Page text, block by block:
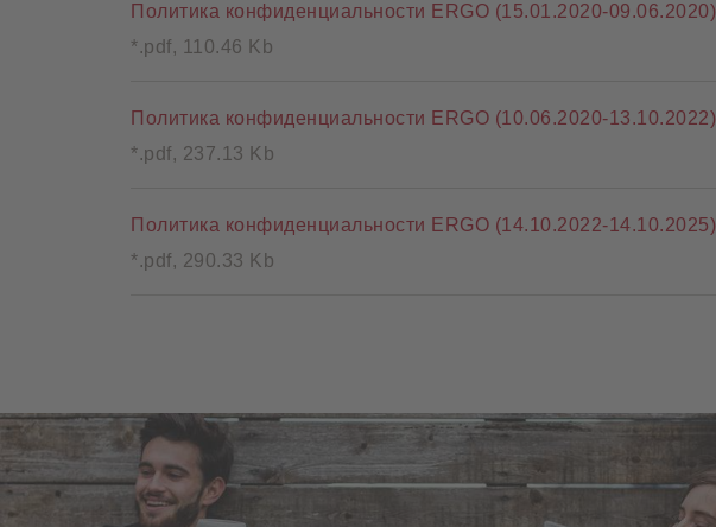
Политика конфиденциальности ERGO (15.01.2020-09.06.2020)
*.pdf, 110.46 Kb
Политика конфиденциальности ERGO (10.06.2020-13.10.2022)
*.pdf, 237.13 Kb
Политика конфиденциальности ERGO (14.10.2022-14.10.2025)
*.pdf, 290.33 Kb